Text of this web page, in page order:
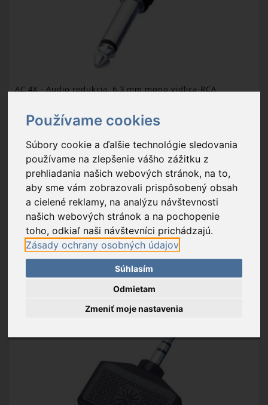
Používame cookies
Súbory cookie a ďalšie technológie sledovania
používame na zlepšenie vášho zážitku z
prehliadania našich webových stránok, na to,
aby sme vám zobrazovali prispôsobený obsah
a cielené reklamy, na analýzu návštevnosti
našich webových stránok a na pochopenie
toho, odkiaľ naši návštevníci prichádzajú.
Zásady ochrany osobných údajov
Súhlasím
Odmietam
Zmeniť moje nastavenia
AC 4X- Audio redukcia, 6,3 mm mono vidlica-RCA
Na sklade
prípojky: Ø6,3 mm vidlica / RCA zásuvka; ďalšie informácie: mono
Balenie: 1 ks
Exportný kartón: 1 ks
PRIDAŤ DO KOŠÍKA